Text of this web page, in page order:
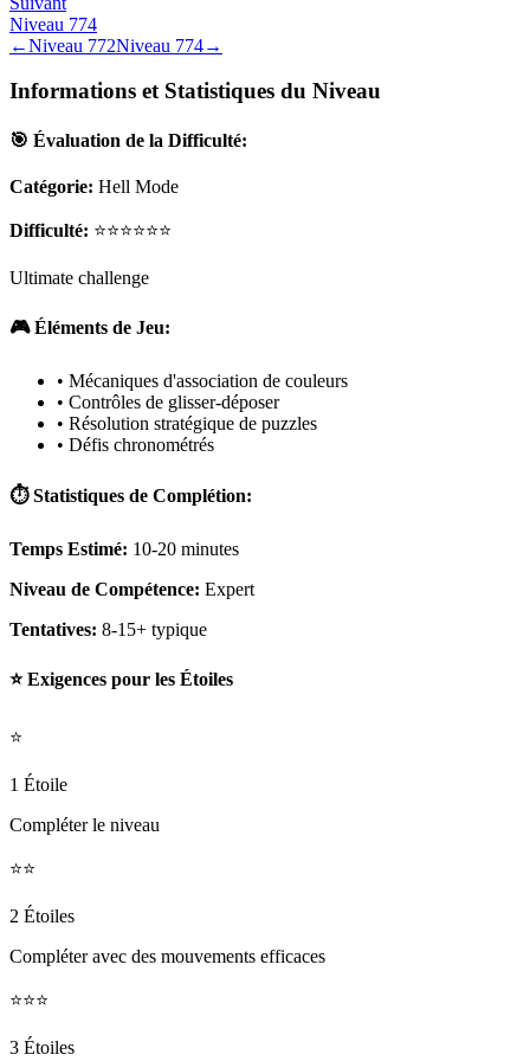
Niveau 774
←Niveau 772Niveau 774→
Informations et Statistiques du Niveau
🎯 Évaluation de la Difficulté:
Catégorie: Hell Mode
Difficulté: ⭐⭐⭐⭐⭐⭐
Ultimate challenge
🎮 Éléments de Jeu:
• Mécaniques d'association de couleurs
• Contrôles de glisser-déposer
• Résolution stratégique de puzzles
• Défis chronométrés
⏱️ Statistiques de Complétion:
Temps Estimé: 10-20 minutes
Niveau de Compétence: Expert
Tentatives: 8-15+ typique
⭐ Exigences pour les Étoiles
⭐
1 Étoile
Compléter le niveau
⭐⭐
2 Étoiles
Compléter avec des mouvements efficaces
⭐⭐⭐
3 Étoiles